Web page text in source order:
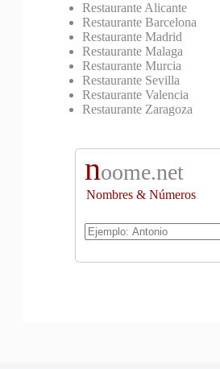
Restaurante Alicante
Restaurante Barcelona
Restaurante Madrid
Restaurante Malaga
Restaurante Murcia
Restaurante Sevilla
Restaurante Valencia
Restaurante Zaragoza
noome.net
Nombres & Números